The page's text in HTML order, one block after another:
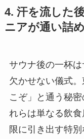
4. 汗を流した
ニアが通い詰
サウナ後の一杯
欠かせない儀式
こぞ」と通う秘
れらは単なる飲
限に引き出す特別